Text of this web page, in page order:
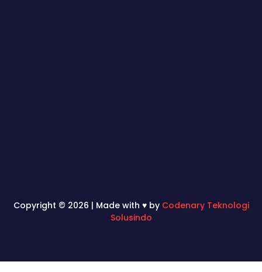
Copyright © 2026 | Made with ♥ by Codenary Teknologi
Solusindo